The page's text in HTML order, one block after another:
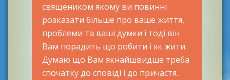
священиком якому ви повинні
розказати більше про ваше життя,
проблеми та ваші думки і тоді він
Вам порадить що робити і як жити.
Думаю що Вам якнайшвидше треба
спочатку до сповіді і до причастя.